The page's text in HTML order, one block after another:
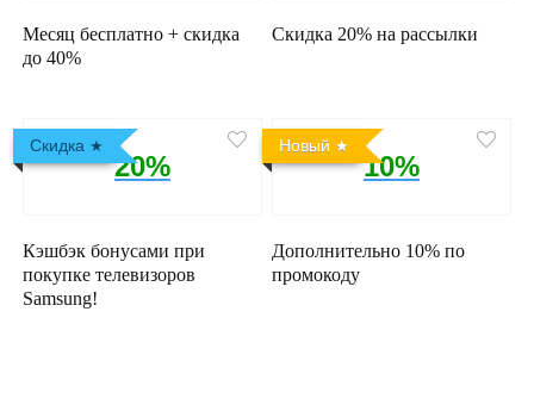
Месяц бесплатно + скидка
до 40%
Скидка 20% на рассылки
Скидка
20%
Кэшбэк бонусами при
покупке телевизоров
Samsung!
Новый
10%
Дополнительно 10% по
промокоду